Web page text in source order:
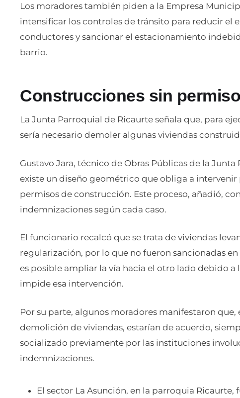
Los moradores también piden a la Empresa
intensificar los controles de tránsito para reducir el
conductores y sancionar el estacionamiento
barrio.
Construcciones sin
La Junta Parroquial de Ricaurte señala que, para
sería necesario demoler algunas viviendas
Gustavo Jara, técnico de Obras Públicas de la
existe un diseño geométrico que obliga a
permisos de construcción. Este proceso, añadió,
indemnizaciones según cada caso.
El funcionario recalcó que se trata de viviendas
regularización, por lo que no fueron sancionadas
es posible ampliar la vía hacia el otro lado debido a
impide esa intervención.
Por su parte, algunos moradores manifestaron que,
demolición de viviendas, estarían de acuerdo,
socializado previamente por las instituciones
indemnizaciones.
El sector La Asunción, en la parroquia Ricaurte,